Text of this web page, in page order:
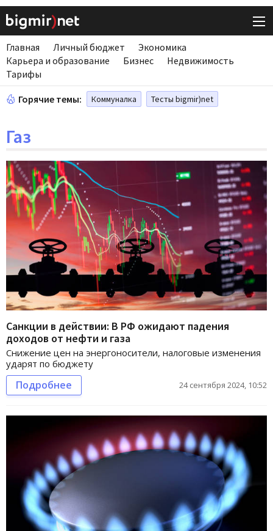
Главная Личный бюджет
Экономика
Карьера и образование
Бизнес
Недвижимость
Тарифы
Горячие темы: Коммуналка Тесты bigmir)net
Газ
Санкции в действии: В РФ ожидают падения
доходов от нефти и газа
Снижение цен на энергоносители, налоговые изменения
ударят по бюджету
Подробнее 24 сентября 2024, 10:52